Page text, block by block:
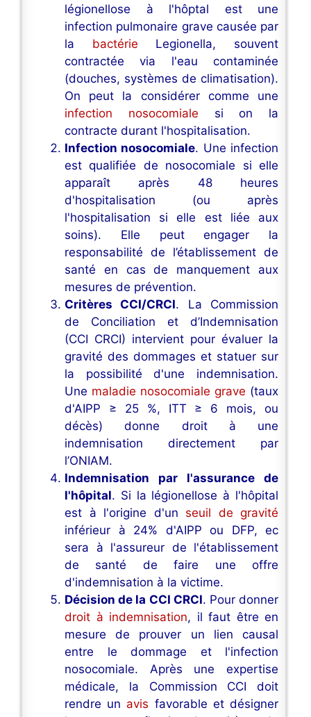
légionellose à l'hôptal est une
infection pulmonaire grave causée par
la bactérie Legionella, souvent
contractée via l'eau contaminée
(douches, systèmes de climatisation).
On peut la considérer comme une
infection nosocomiale si on la
contracte durant l'hospitalisation.
Infection nosocomiale. Une infection
est qualifiée de nosocomiale si elle
apparaît après 48 heures
d'hospitalisation (ou après
l'hospitalisation si elle est liée aux
soins). Elle peut engager la
responsabilité de l’établissement de
santé en cas de manquement aux
mesures de prévention.
Critères CCI/CRCI. La Commission
de Conciliation et d’Indemnisation
(CCI CRCI) intervient pour évaluer la
gravité des dommages et statuer sur
la possibilité d'une indemnisation.
Une maladie nosocomiale grave (taux
d'AIPP ≥ 25 %, ITT ≥ 6 mois, ou
décès) donne droit à une
indemnisation directement par
l’ONIAM.
Indemnisation par l'assurance de
l'hôpital. Si la légionellose à l'hôpital
est à l'origine d'un seuil de gravité
inférieur à 24% d'AIPP ou DFP, ec
sera à l'assureur de l'établissement
de santé de faire une offre
d'indemnisation à la victime.
Décision de la CCI CRCI. Pour donner
droit à indemnisation, il faut être en
mesure de prouver un lien causal
entre le dommage et l'infection
nosocomiale. Après une expertise
médicale, la Commission CCI doit
rendre un avis favorable et désigner